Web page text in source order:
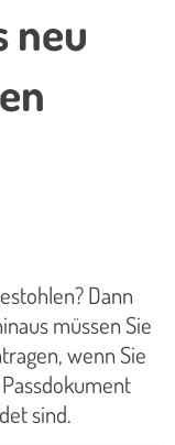
neu
Dann
müssen Sie
wenn Sie
sind.